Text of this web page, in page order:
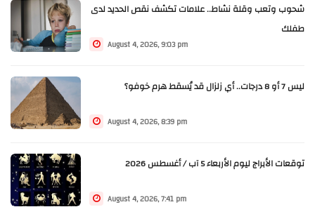
شحوب وتعب وقلة نشاط.. علامات تكشف نقص الحديد لدى
طفلك
August 4, 2026, 9:03 pm
ليس 7 أو 8 درجات.. أي زلزال قد يُسقط هرم خوفو؟
August 4, 2026, 8:39 pm
توقعات الأبراج ليوم الأربعاء 5 آب / أغسطس 2026
August 4, 2026, 7:41 pm